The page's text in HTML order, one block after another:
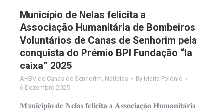
Município de Nelas felicita a
Associação Humanitária de Bombeiros
Voluntários de Canas de Senhorim pela
conquista do Prémio BPI Fundação “Ia
caixa” 2025
AHBV de Canas de Senhorim Notícias By Maria Polónio
6 Dezembro 2025
𝐌𝐮𝐧𝐢𝐜𝐢́𝐩𝐢𝐨 𝐝𝐞 𝐍𝐞𝐥𝐚𝐬 𝐟𝐞𝐥𝐢𝐜𝐢𝐭𝐚 𝐚 𝐀𝐬𝐬𝐨𝐜𝐢𝐚𝐜̧𝐚̃𝐨 𝐇𝐮𝐦𝐚𝐧𝐢𝐭𝐚́𝐫𝐢𝐚